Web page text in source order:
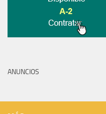
ANUNCIOS